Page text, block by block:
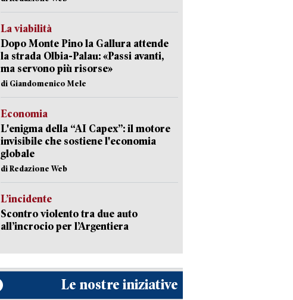
La viabilità
Dopo Monte Pino la Gallura attende
la strada Olbia-Palau: «Passi avanti,
ma servono più risorse»
di Giandomenico Mele
Economia
L'enigma della “AI Capex”: il motore
invisibile che sostiene l'economia
globale
di Redazione Web
L’incidente
Scontro violento tra due auto
all’incrocio per l’Argentiera
Le nostre iniziative